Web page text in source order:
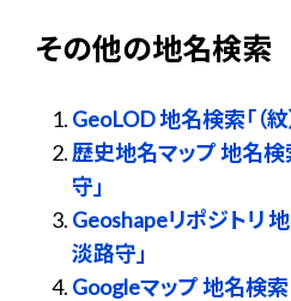
その他の地名検索
GeoLOD 地名検索「（
歴史地名マップ 地名検
守」
Geoshapeリポジトリ 地
淡路守」
Googleマップ 地名検索